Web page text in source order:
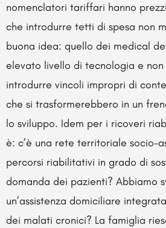
nomenclatori tariffari hanno
che introdurre tetti di spesa non
buona idea: quello dei medical
elevato livello di tecnologia e
introdurre vincoli impropri di
che si trasformerebbero in un
lo sviluppo. Idem per i ricoveri
è: c’è una rete territoriale socio-
percorsi riabilitativi in grado di
domanda dei pazienti? Abbiamo
un’assistenza domiciliare
dei malati cronici? La famiglia